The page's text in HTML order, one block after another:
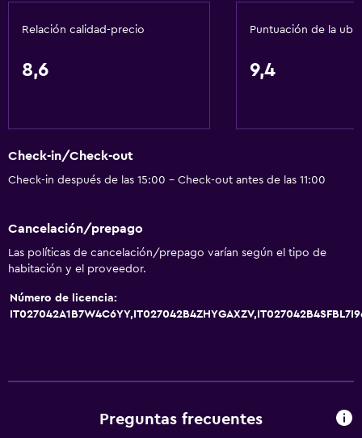
Comedor
Internet
Ventilador
Artículos de aseo gratis
Alarma de humo
Calefacción
Aire acondicionado
Relación calidad-precio
8,6
Puntuación de la
9,4
Check-in/Check-out
Check-in después de las 15:00 - Check-out antes de las 11:00
Cancelación/prepago
Las políticas de cancelación/prepago varían según el tipo de
habitación y el proveedor.
Número de licencia:
Preguntas frecuentes